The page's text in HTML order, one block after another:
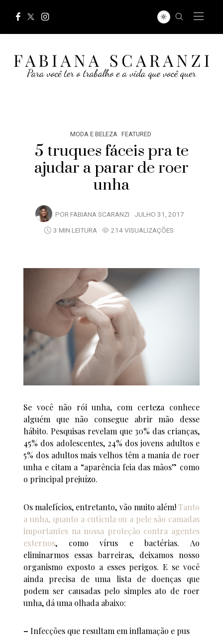
MODA E BELEZA FEATURED
5 truques fáceis pra te
ajudar a parar de roer
unha
POR FABIANA SCARANZI JULHO 31, 2017
3 MIN LEITURA
214 VISUALIZAÇÕES
Se você não rói unha, com certeza conhece
alguém que não consegue abrir mão desse
hábito. Pesquisas revelam que 30% das crianças,
45% dos adolescentes, 24% dos jovens adultos e
5% dos adultos mais velhos têm a mania de roer
unha e citam a “aparência feia das mãos” como
o principal prejuízo.
Os malefícios, entretanto, vão muito além!Tanto
a unha, quanto a cutícula ou a pele são camadas
importantes na nossa proteção contra agentes
externos, como vírus e bactérias. Ao
eliminarmos essas barreiras, deixamos nosso
organismo exposto a esses perigos. E se você
ainda precisa de uma lista de doenças que
podem ser causadas pelo simples ato de roer
unha, dá uma olhada abaixo:
– Infecções que resultam em inflamação e pus